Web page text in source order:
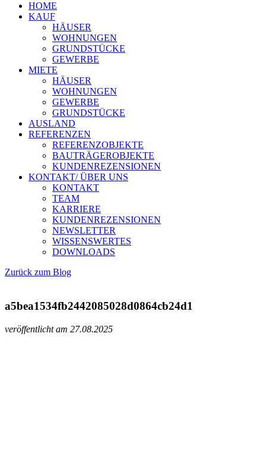
HOME
KAUF
HÄUSER
WOHNUNGEN
GRUNDSTÜCKE
GEWERBE
MIETE
HÄUSER
WOHNUNGEN
GEWERBE
GRUNDSTÜCKE
AUSLAND
REFERENZEN
REFERENZOBJEKTE
BAUTRÄGEROBJEKTE
KUNDENREZENSIONEN
KONTAKT/ ÜBER UNS
KONTAKT
TEAM
KARRIERE
KUNDENREZENSIONEN
NEWSLETTER
WISSENSWERTES
DOWNLOADS
Zurück zum Blog
a5bea1534fb2442085028d0864cb24d1
veröffentlicht am 27.08.2025